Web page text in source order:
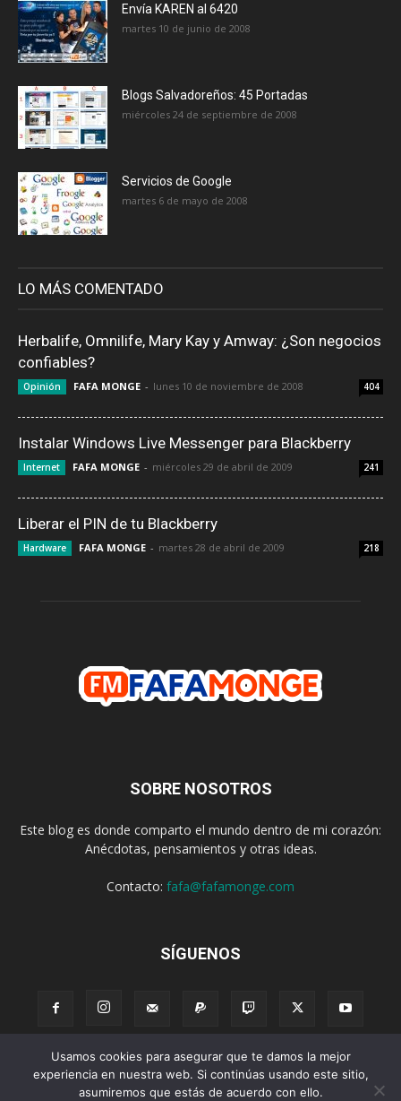
Envía KAREN al 6420
martes 10 de junio de 2008
Blogs Salvadoreños: 45 Portadas
miércoles 24 de septiembre de 2008
Servicios de Google
martes 6 de mayo de 2008
LO MÁS COMENTADO
Herbalife, Omnilife, Mary Kay y Amway: ¿Son negocios
confiables?
Opinión FAFA MONGE - lunes 10 de noviembre de 2008 404
Instalar Windows Live Messenger para Blackberry
Internet FAFA MONGE - miércoles 29 de abril de 2009 241
Liberar el PIN de tu Blackberry
Hardware FAFA MONGE - martes 28 de abril de 2009 218
SOBRE NOSOTROS
Este blog es donde comparto el mundo dentro de mi corazón:
Anécdotas, pensamientos y otras ideas.
Contacto: fafa@fafamonge.com
SÍGUENOS
Acerca de Donar Radio Podcast Contenido
Publicidad
Suscribirse
Privacidad Términos y Condiciones
Usamos cookies para asegurar que te damos la mejor
experiencia en nuestra web. Si continúas usando este sitio,
asumiremos que estás de acuerdo con ello.